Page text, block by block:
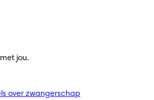
jou.
over zwangerschap